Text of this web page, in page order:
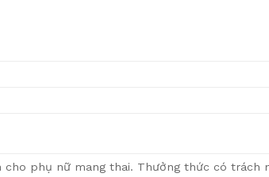
phụ nữ mang thai. Thưởng thức có trách